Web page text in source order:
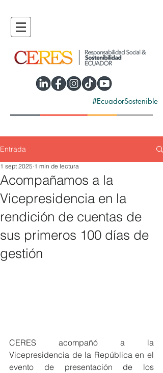
#EcuadorSostenible
Entrada
Acompañamos a la
Vicepresidencia en la
rendición de cuentas de
sus primeros 100 días de
gestión
1 sept 2025 1 min de lectura
CERES acompañó a la
Vicepresidencia de la República en el
evento de presentación de los